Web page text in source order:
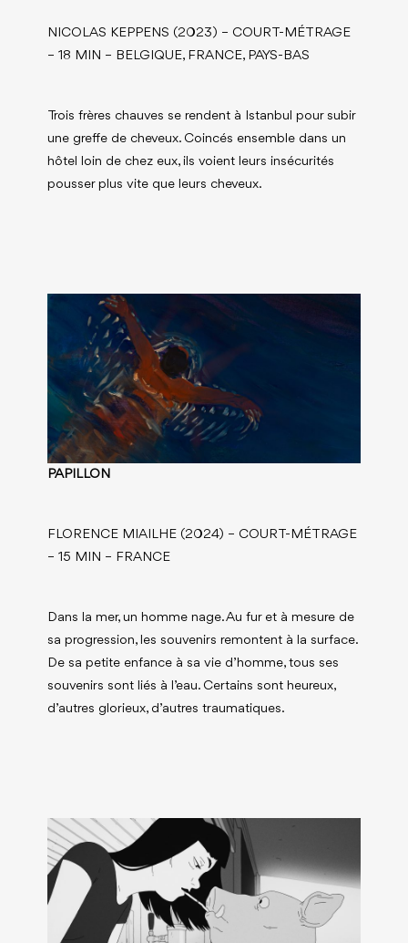
NICOLAS KEPPENS (2023) – COURT-MÉTRAGE
– 18 MIN – BELGIQUE, FRANCE, PAYS-BAS
Trois frères chauves se rendent à Istanbul pour subir
une greffe de cheveux. Coincés ensemble dans un
hôtel loin de chez eux, ils voient leurs insécurités
pousser plus vite que leurs cheveux.
PAPILLON
FLORENCE MIAILHE (2024) – COURT-MÉTRAGE
– 15 MIN – FRANCE
Dans la mer, un homme nage. Au fur et à mesure de
sa progression, les souvenirs remontent à la surface.
De sa petite enfance à sa vie d’homme, tous ses
souvenirs sont liés à l’eau. Certains sont heureux,
d’autres glorieux, d’autres traumatiques.